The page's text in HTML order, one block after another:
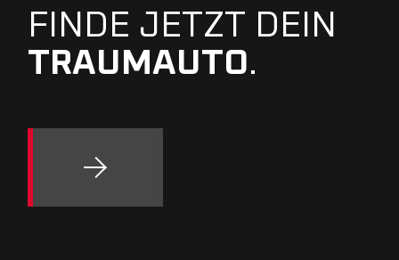
FINDE JETZT DEIN
TRAUMAUTO.